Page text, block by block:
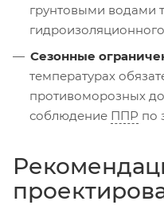
грунтовыми водами
Сезонные
температурах
противоморозных
соблюдение ППР по